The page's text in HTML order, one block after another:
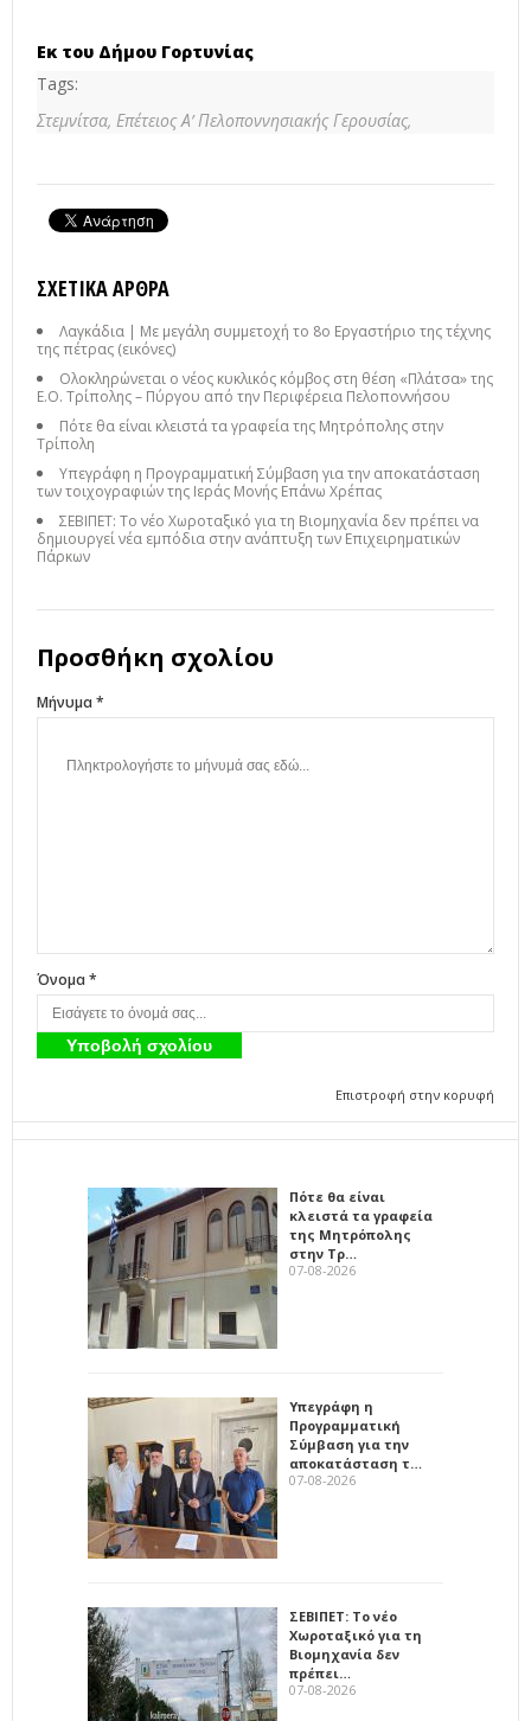
Εκ του Δήμου Γορτυνίας
Tags:
Στεμνίτσα, Επέτειος Α’ Πελοποννησιακής Γερουσίας,
ΣΧΕΤΙΚΆ ΆΡΘΡΑ
Λαγκάδια | Με μεγάλη συμμετοχή το 8ο Εργαστήριο της τέχνης
της πέτρας (εικόνες)
Ολοκληρώνεται ο νέος κυκλικός κόμβος στη θέση «Πλάτσα» της
Ε.Ο. Τρίπολης – Πύργου από την Περιφέρεια Πελοποννήσου
Πότε θα είναι κλειστά τα γραφεία της Μητρόπολης στην
Τρίπολη
Υπεγράφη η Προγραμματική Σύμβαση για την αποκατάσταση
των τοιχογραφιών της Ιεράς Μονής Επάνω Χρέπας
ΣΕΒΙΠΕΤ: Το νέο Χωροταξικό για τη Βιομηχανία δεν πρέπει να
δημιουργεί νέα εμπόδια στην ανάπτυξη των Επιχειρηματικών
Πάρκων
Προσθήκη σχολίου
Μήνυμα *
Όνομα *
Επιστροφή στην κορυφή
Πότε θα είναι
κλειστά τα γραφεία
της Μητρόπολης
στην Τρ…
07-08-2026
Υπεγράφη η
Προγραμματική
Σύμβαση για την
αποκατάσταση τ…
07-08-2026
ΣΕΒΙΠΕΤ: Το νέο
Χωροταξικό για τη
Βιομηχανία δεν
πρέπει…
07-08-2026